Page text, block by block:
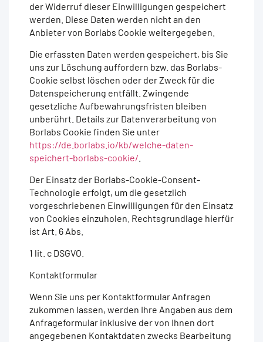
der Widerruf dieser Einwilligungen gespeichert
werden. Diese Daten werden nicht an den
Anbieter von Borlabs Cookie weitergegeben.
Die erfassten Daten werden gespeichert, bis Sie
uns zur Löschung auffordern bzw. das Borlabs-
Cookie selbst löschen oder der Zweck für die
Datenspeicherung entfällt. Zwingende
gesetzliche Aufbewahrungsfristen bleiben
unberührt. Details zur Datenverarbeitung von
Borlabs Cookie finden Sie unter
https://de.borlabs.io/kb/welche-daten-
speichert-borlabs-cookie/
Der Einsatz der Borlabs-Cookie-Consent-
Technologie erfolgt, um die gesetzlich
vorgeschriebenen Einwilligungen für den Einsatz
von Cookies einzuholen. Rechtsgrundlage hierfür
ist Art. 6 Abs.
1 lit. c DSGVO.
Kontaktformular
Wenn Sie uns per Kontaktformular Anfragen
zukommen lassen, werden Ihre Angaben aus dem
Anfrageformular inklusive der von Ihnen dort
angegebenen Kontaktdaten zwecks Bearbeitung